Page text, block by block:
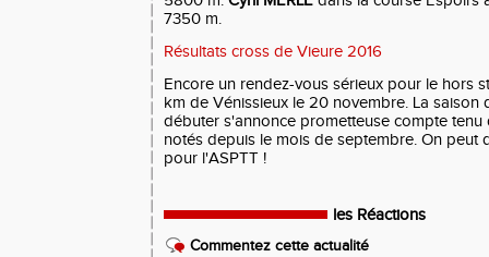
7350 m.
Résultats cross de Vieure 2016
Encore un rendez-vous sérieux pour le hors
km de Vénissieux le 20 novembre. La saison
débuter s'annonce prometteuse compte tenu
notés depuis le mois de septembre. On peut
pour l'ASPTT !
les Réactions
Commentez cette actualité